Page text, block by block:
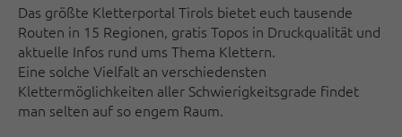
Das größte Kletterportal Tirols bietet euch tausende
Routen in 15 Regionen, gratis Topos in Druckqualität und
aktuelle Infos rund ums Thema Klettern.
Eine solche Vielfalt an verschiedensten
Klettermöglichkeiten aller Schwierigkeitsgrade findet
man selten auf so engem Raum.